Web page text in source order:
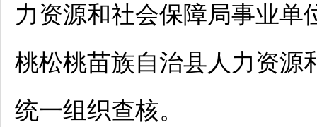
力资源和社会保障局事业单
桃松桃苗族自治县人力资源
统一组织查核。